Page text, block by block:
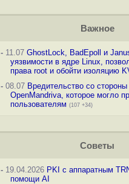
Важное
-11.07 GhostLock, BadEpoll и
уязвимости в ядре Linux,
права root и обойти изоляцию
-08.07 Вредительство со стороны
OpenMandriva, которое могло
пользователям (107 +34)
Советы
-19.04.2026 PKI с аппаратным
помощи AI